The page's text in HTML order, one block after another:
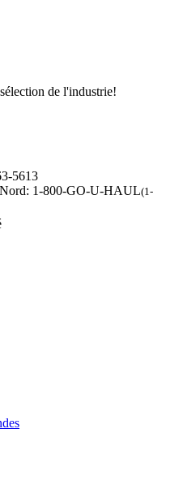
de l'industrie!
5613
1-800-GO-U-HAUL(1-